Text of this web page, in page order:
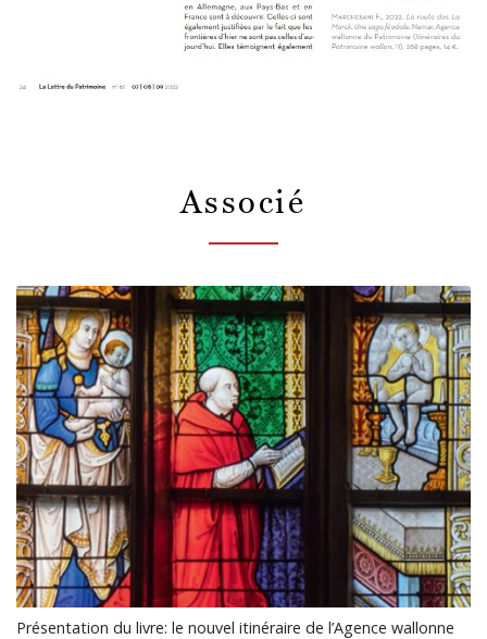
Associé
Présentation du livre: le nouvel itinéraire de l’Agence wallonne